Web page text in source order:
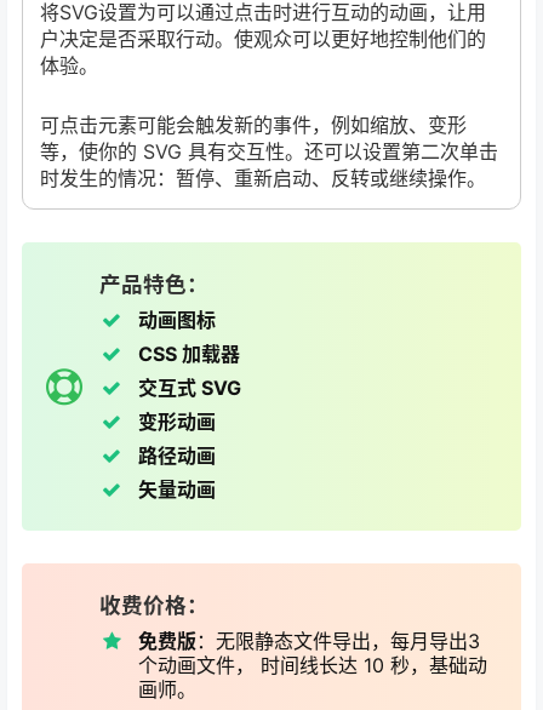
将SVG设置为可以通过点击时进行互动的动画，让用
户决定是否采取行动。使观众可以更好地控制他们的
体验。
可点击元素可能会触发新的事件，例如缩放、变形
等，使你的 SVG 具有交互性。还可以设置第二次单击
时发生的情况：暂停、重新启动、反转或继续操作。
产品特色：
动画图标
CSS 加载器
交互式 SVG
变形动画
路径动画
矢量动画
收费价格：
免费版：无限静态文件导出，每月导出3
个动画文件， 时间线长达 10 秒，基础动
画师。